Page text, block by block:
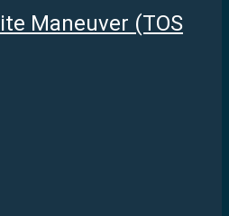
Maneuver (TOS